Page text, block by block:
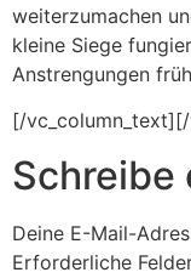
weiterzumachen
kleine Siege
Anstrengungen
[/
Schreibe
Deine E-Mail-
Erforderliche